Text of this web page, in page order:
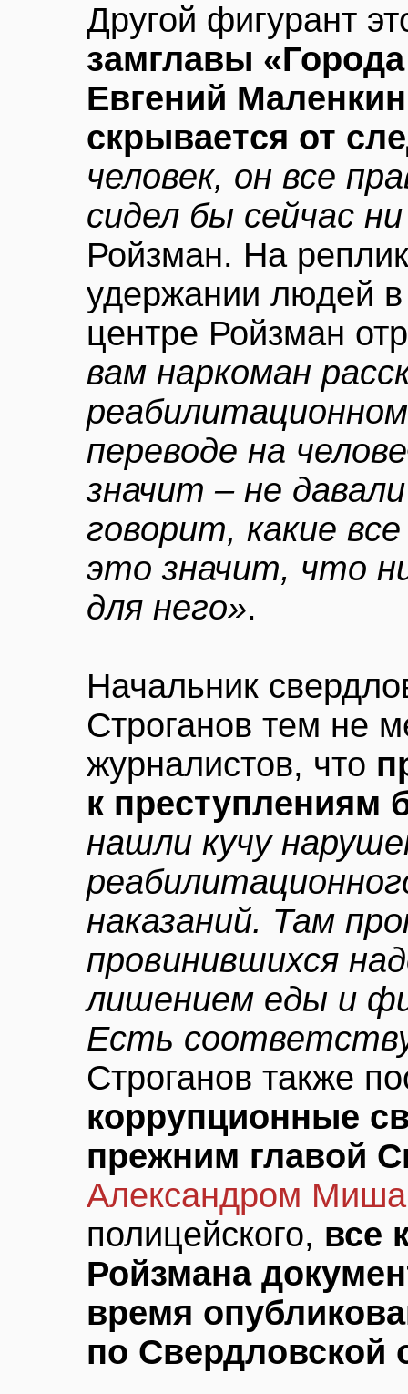
Другой фигурант
замглавы
Евгений
скрывается от
человек, он все
сидел бы сейчас
Ройзман. На
удержании людей
центре Ройзман
вам наркоман
переводе на
значит – не
говорит, какие
это значит, что
для него».
Начальник
Строганов тем не
журналистов, что
к преступлениям
нашли кучу
наказаний. Там
провинившихся
лишением еды и
Есть
Строганов также
коррупционные
прежним главой
Александром
полицейского, все
Ройзмана
время
по Свердловской